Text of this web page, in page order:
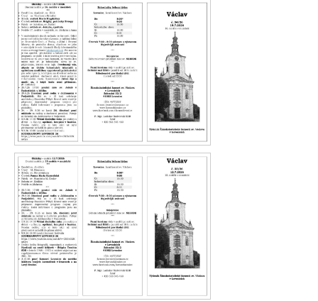
Václav 35.26
Václav 34.26